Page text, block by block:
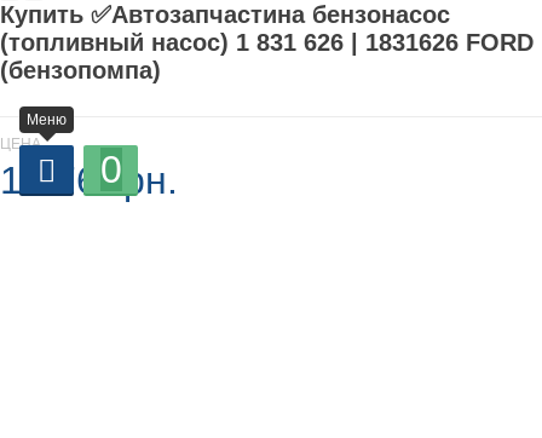
Купить ✅Автозапчастина бензонасос
(топливный насос) 1 831 626 | 1831626 FORD
(бензопомпа)
ЦЕНА
1 376 грн.
Меню
0